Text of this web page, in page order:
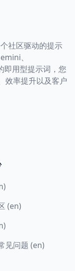
社区驱动的提示
、
用型提示词，您
效率提升以及客户
(en)
见问题 (en)